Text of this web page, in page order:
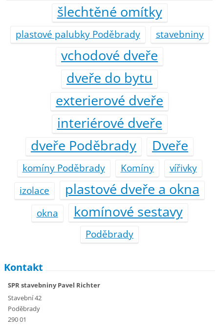
šlechtěné omítky
plastové palubky Poděbrady stavebniny
vchodové dveře
dveře do bytu
exterierové dveře
interiérové dveře
dveře Poděbrady
Dveře
komíny Poděbrady Komíny
vířivky
izolace
plastové dveře a okna
okna komínové sestavy
Poděbrady
Kontakt
SPR stavebniny Pavel Richter
Stavební 42
Poděbrady
290 01